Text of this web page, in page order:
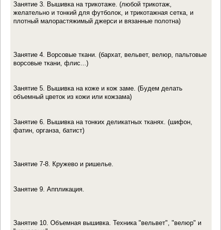
Занятие 3. Вышивка на трикотаже. (любой трикотаж,
желательно и тонкий для футболок, и трикотажная сетка, и
плотный малорастяжимый джерси и вязанные полотна)
Занятие 4. Ворсовые ткани. (бархат, вельвет, велюр, пальтовые
ворсовые ткани, флис...)
Занятие 5. Вышивка на коже и кож заме. (Будем делать
объемный цветок из кожи или кожзама)
Занятие 6. Вышивка на тонких деликатных тканях. (шифон,
фатин, органза, батист)
Занятие 7-8. Кружево и ришелье.
Занятие 9. Аппликация.
Занятие 10. Объемная вышивка. Техника "вельвет", "велюр" и